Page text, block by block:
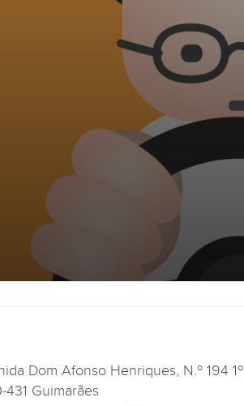
Dom Afonso Henriques, N.º 194 1º
431 Guimarães